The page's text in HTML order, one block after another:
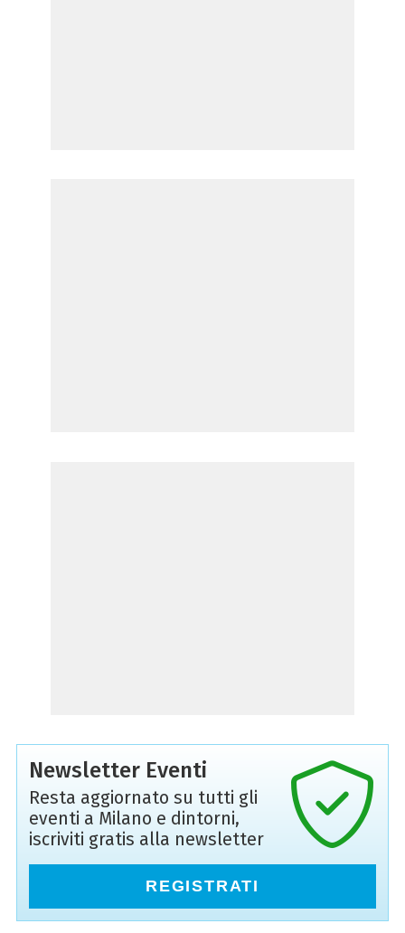
Newsletter Eventi
Resta aggiornato su tutti gli
eventi a Milano e dintorni,
iscriviti gratis alla newsletter
REGISTRATI